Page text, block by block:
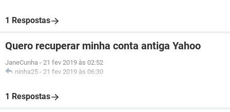
1 Respostas
Quero recuperar minha conta antiga Yahoo
JaneCunha - 21 fev 2019 às 02:52
ninha25 - 21 fev 2019 às 06:30
1 Respostas